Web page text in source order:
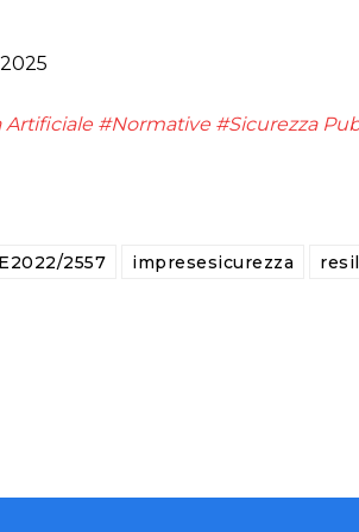
#Normative #Sicurezza
2557 impresesicurezza